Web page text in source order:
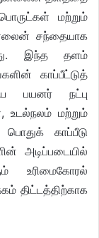
மற்றும்
சந்தையாக
இந்த தளம்
காப்பீட்டுத்
பயனர் நட்பு
உடல்நலம் மற்றும்
காப்பீடு
அடிப்படையில்
உரிமைகோரல்
திட்டத்திற்காக